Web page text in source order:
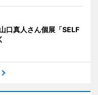
口真人さん個展「SELF